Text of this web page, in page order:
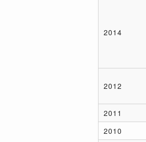
2014
2012
2011
2010